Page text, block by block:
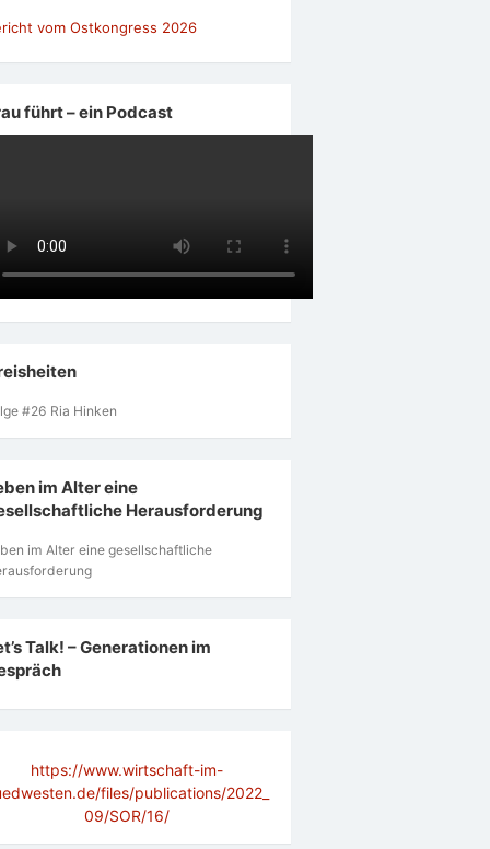
vom Ostkongress 2026
führt – ein Podcast
#26 Ria Hinken
im Alter eine
Herausforderung
im Alter eine gesellschaftliche
Talk! – Generationen im
https://www.wirtschaft-im-
files/publications/2022_
09/SOR/16/